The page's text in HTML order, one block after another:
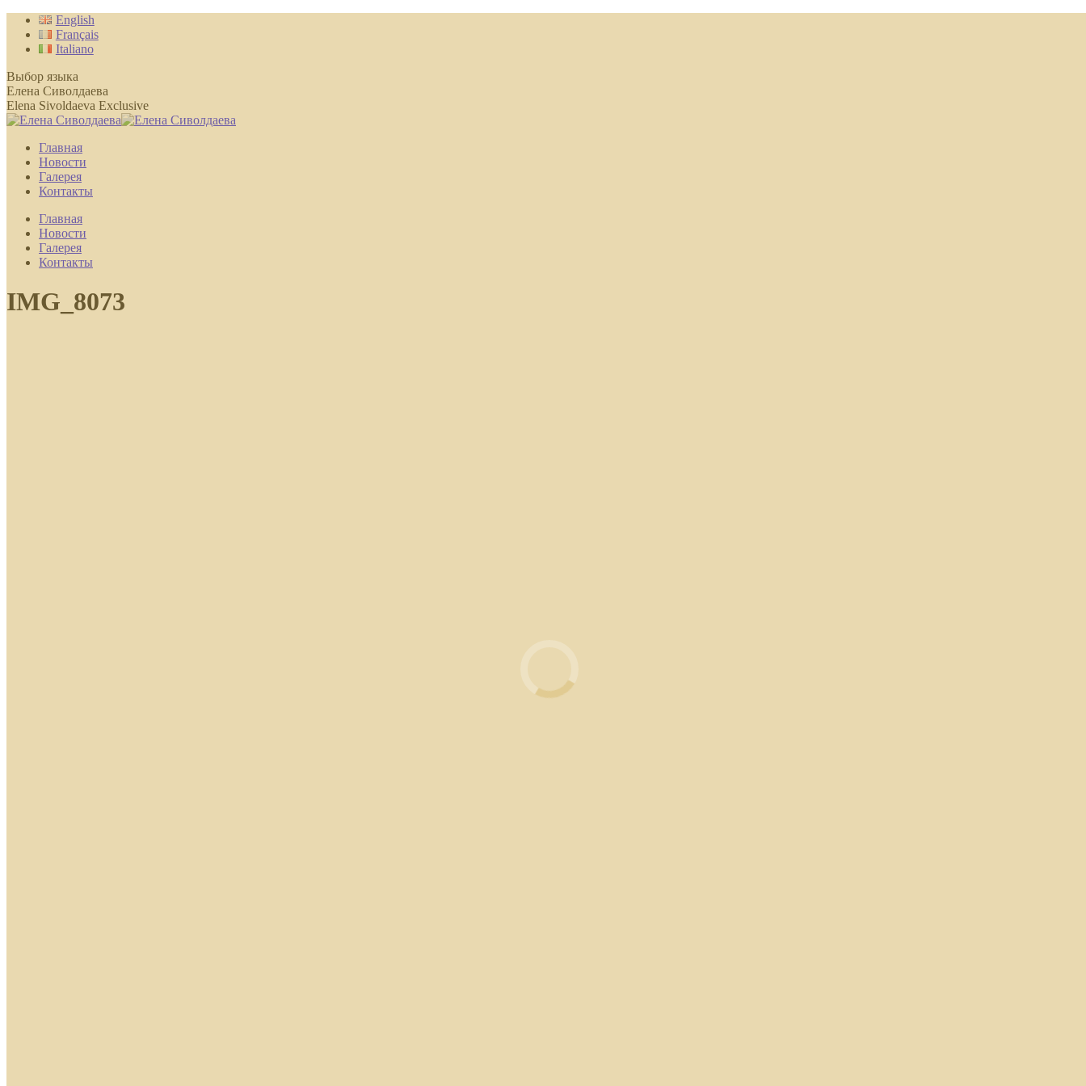
Перейти
содержанию
English
Français
Italiano
Выбор языка
Елена Сиволдаева
Elena Sivoldaeva Exclusive
Главная
Новости
Галерея
Контакты
Главная
Новости
Галерея
Контакты
IMG_8073